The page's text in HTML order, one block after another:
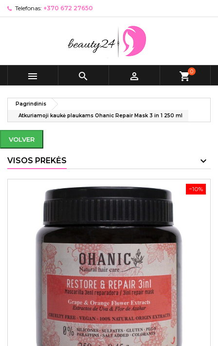
Telefonas: +370 672 27650
   shopping_cart0
Pagrindinis
Atkuriamoji kaukė plaukams Ohanic Repair Mask 3 in 1 250 ml
VOLVER
VISOS PREKĖS
−10%